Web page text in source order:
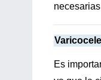
Varicocele
Es